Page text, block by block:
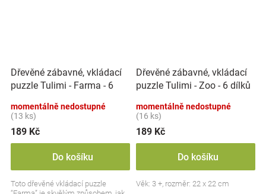
Dřevěné zábavné, vkládací
puzzle Tulimi - Farma - 6
momentálně nedostupné
(13 ks)
189 Kč
Do košíku
Toto dřevěné vkládací puzzle
Dřevěné zábavné, vkládací
puzzle Tulimi - Zoo - 6 dílků
momentálně nedostupné
(16 ks)
189 Kč
Do košíku
Věk: 3 +, rozměr: 22 x 22 cm